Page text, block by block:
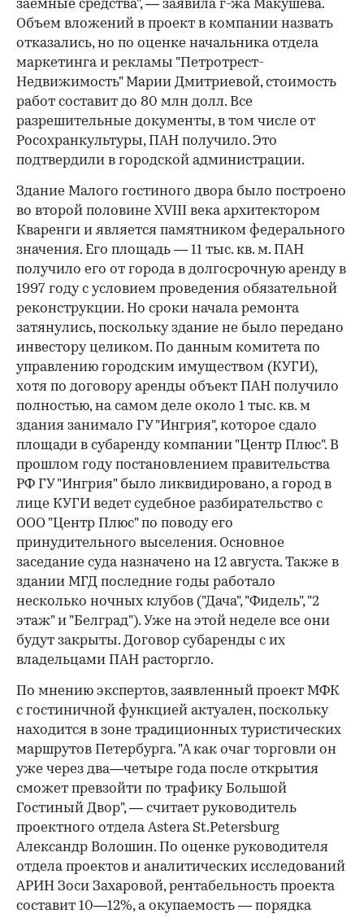
заемные средства", — заявила г-жа Макушева.
Объем вложений в проект в компании назвать
отказались, но по оценке начальника отдела
маркетинга и рекламы "Петротрест-
Недвижимость" Марии Дмитриевой, стоимость
работ составит до 80 млн долл. Все
разрешительные документы, в том числе от
Росохранкультуры, ПАН получило. Это
подтвердили в городской администрации.
Здание Малого гостиного двора было построено
во второй половине XVIII века архитектором
Кваренги и является памятником федерального
значения. Его площадь — 11 тыс. кв. м. ПАН
получило его от города в долгосрочную аренду в
1997 году с условием проведения обязательной
реконструкции. Но сроки начала ремонта
затянулись, поскольку здание не было передано
инвестору целиком. По данным комитета по
управлению городским имуществом (КУГИ),
хотя по договору аренды объект ПАН получило
полностью, на самом деле около 1 тыс. кв. м
здания занимало ГУ "Ингрия", которое сдало
площади в субаренду компании "Центр Плюс". В
прошлом году постановлением правительства
РФ ГУ "Ингрия" было ликвидировано, а город в
лице КУГИ ведет судебное разбирательство с
ООО "Центр Плюс" по поводу его
принудительного выселения. Основное
заседание суда назначено на 12 августа. Также в
здании МГД последние годы работало
несколько ночных клубов ("Дача", "Фидель", "2
этаж" и "Белград"). Уже на этой неделе все они
будут закрыты. Договор субаренды с их
владельцами ПАН расторгло.
По мнению экспертов, заявленный проект МФК
с гостиничной функцией актуален, поскольку
находится в зоне традиционных туристических
маршрутов Петербурга. "А как очаг торговли он
уже через два—четыре года после открытия
сможет превзойти по трафику Большой
Гостиный Двор", — считает руководитель
проектного отдела Astera St.Petersburg
Александр Волошин. По оценке руководителя
отдела проектов и аналитических исследований
АРИН Зоси Захаровой, рентабельность проекта
составит 10—12%, а окупаемость — порядка